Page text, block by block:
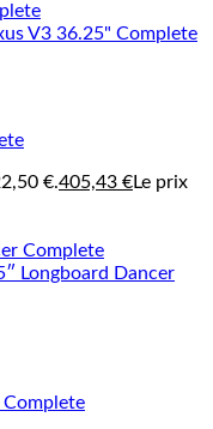
€.405,43 €Le prix
Complete